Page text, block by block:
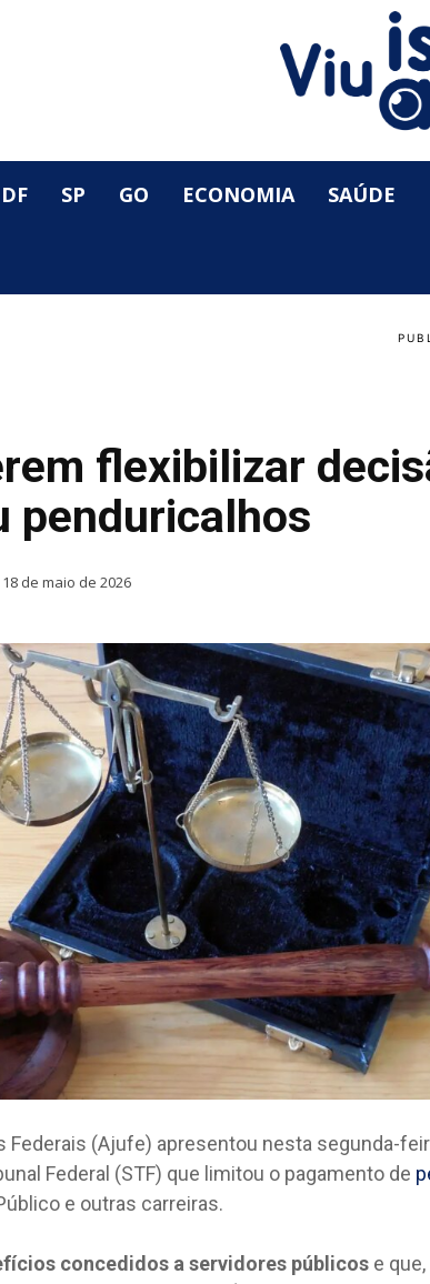
DF SP GO ECONOMIA SAÚDE
flexibilizar
penduricalhos
18 de maio de 2026
Federais (Ajufe) apresentou nesta segunda-
Federal (STF) que limitou o pagamento de
e outras carreiras.
concedidos a servidores públicos e